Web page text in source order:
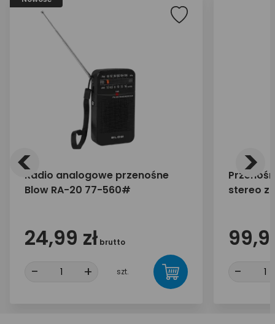
Radio analogowe przenośne
Blow RA-20 77-560#
24,99 zł brutto
- + szt.
stereo z
-
< >